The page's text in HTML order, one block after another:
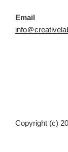
Email
info＠
Copyright (c)